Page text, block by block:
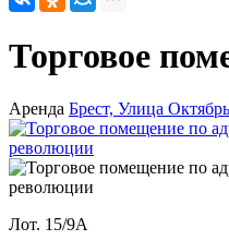
Торговое
Аренда Брест, Улица
Лот. 15/9А